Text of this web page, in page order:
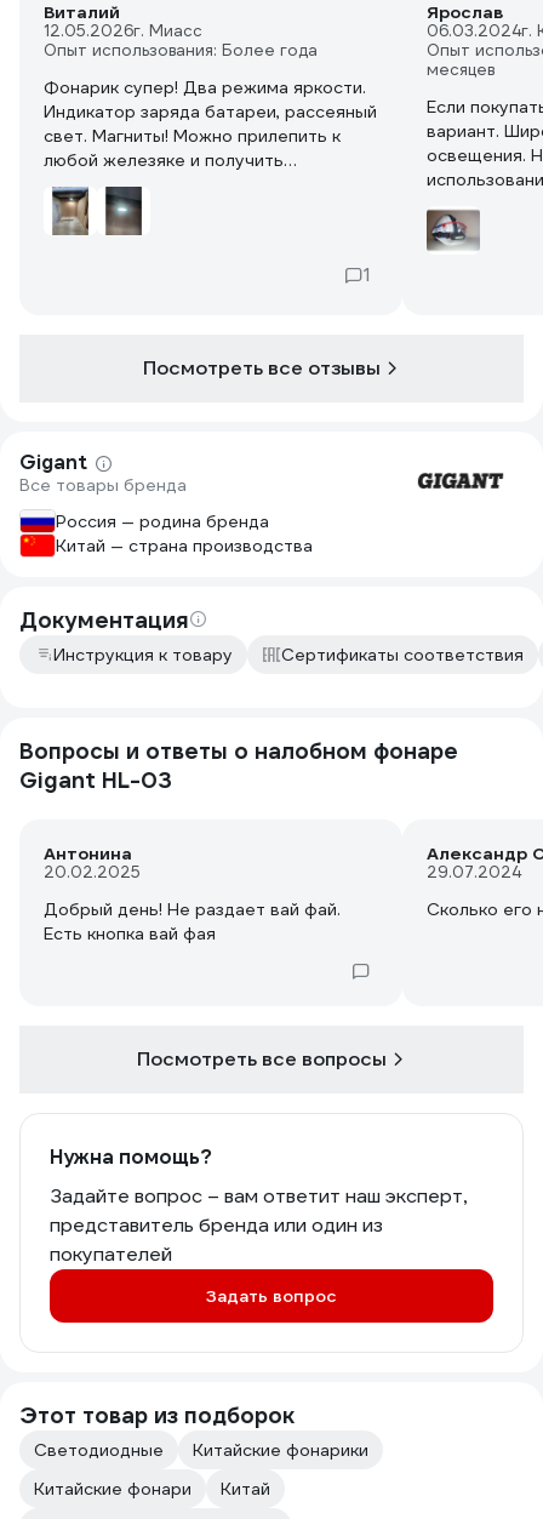
Виталий
12.05.2026г. Миасс
Опыт использования: Более года
Фонарик супер! Два режима яркости.
Индикатор заряда батареи, рассеяный
свет. Магниты! Можно прилепить к
любой железяке и получить
дополнительное освещение рабочей
зоны. Главное не забыть забрать с
собой по окончании работ. Пользуюсь
1
Ярослав
06.03.2024г.
Опыт
месяцев
Если
вариант.
освещения.
Посмотреть все отзывы
Gigant
Все товары бренда
Россия — родина бренда
Китай — страна производства
Документация
Инструкция к товару Сертификаты соответствия
Вопросы и ответы о налобном фонаре
Gigant HL-03
Антонина
20.02.2025
Добрый день! Не раздает вай фай.
Есть кнопка вай фая
Александр
29.07.2024
Сколько его
Посмотреть все вопросы
Нужна помощь?
Задайте вопрос – вам ответит наш эксперт,
представитель бренда или один из
покупателей
Задать вопрос
Этот товар из подборок
Светодиодные
Китайские фонарики
Китайские фонари
Китай